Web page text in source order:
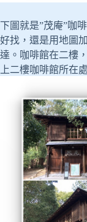
下圖就是”茂庵”咖
好找，還是用地圖
達。咖啡館在二樓
上二樓咖啡館所在